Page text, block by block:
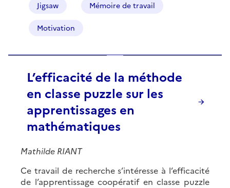
Jigsaw Mémoire de travail
Motivation
L’efficacité de la méthode
en classe puzzle sur les
apprentissages en
mathématiques
Mathilde RIANT
Ce travail de recherche s’intéresse à l’efficacité
de l’apprentissage coopératif en classe puzzle